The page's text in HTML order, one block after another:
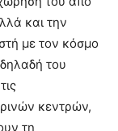
και την
με τον κόσμο
του
κεντρών,
τη